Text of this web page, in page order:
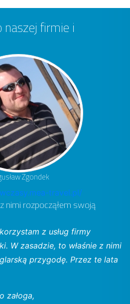
firmie i
Zgondek
travel.pl/
nimi rozpocząłem swoją
z usług firmy
W zasadzie, to właśnie z nimi
przygodę. Przez te lata
załoga,